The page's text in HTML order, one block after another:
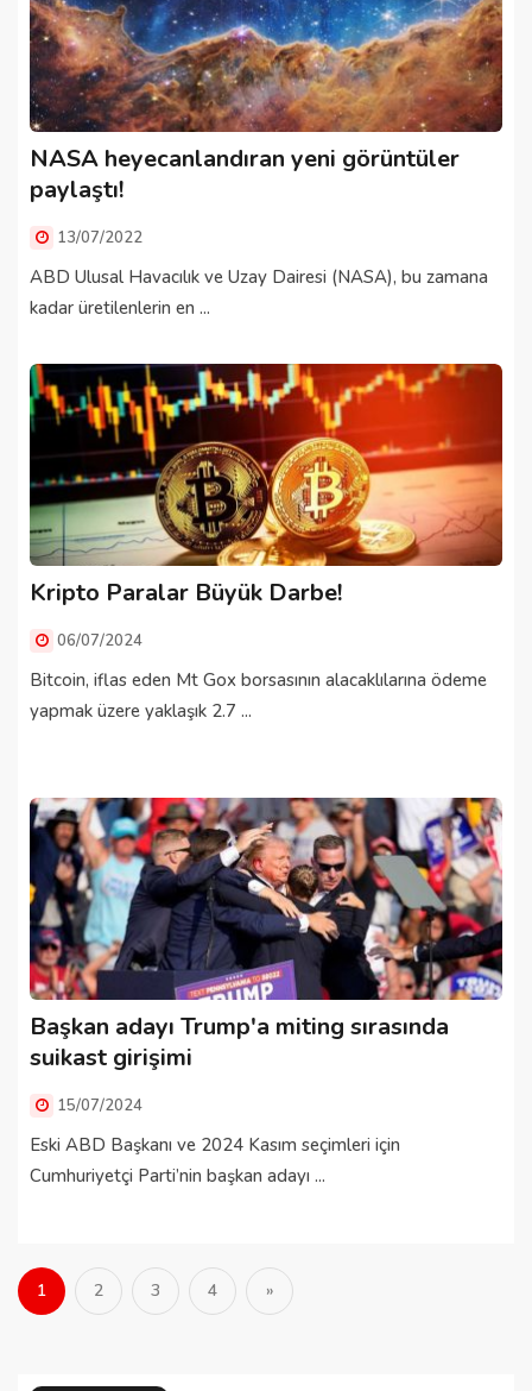
NASA heyecanlandıran yeni görüntüler
paylaştı!
13/07/2022
ABD Ulusal Havacılık ve Uzay Dairesi (NASA), bu zamana
kadar üretilenlerin en ...
Kripto Paralar Büyük Darbe!
06/07/2024
Bitcoin, iflas eden Mt Gox borsasının alacaklılarına ödeme
yapmak üzere yaklaşık 2.7 ...
Başkan adayı Trump'a miting sırasında
suikast girişimi
15/07/2024
Eski ABD Başkanı ve 2024 Kasım seçimleri için
Cumhuriyetçi Parti’nin başkan adayı ...
1 2 3 4 »